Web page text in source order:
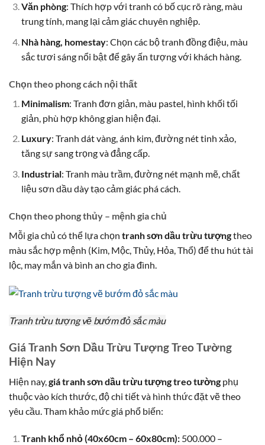
Văn phòng: Thích hợp với tranh có bố cục rõ ràng, màu
trung tính, mang lại cảm giác chuyên nghiệp.
Nhà hàng, homestay: Chọn các bộ tranh đồng điệu, màu
sắc tươi sáng nổi bật để gây ấn tượng với khách hàng.
Chọn theo phong cách nội thất
Minimalism: Tranh đơn giản, màu pastel, hình khối tối
giản, phù hợp không gian hiện đại.
Luxury: Tranh dát vàng, ánh kim, đường nét tinh xảo,
tăng sự sang trọng và đẳng cấp.
Industrial: Tranh màu trầm, đường nét mạnh mẽ, chất
liệu sơn dầu dày tạo cảm giác phá cách.
Chọn theo phong thủy – mệnh gia chủ
Mỗi gia chủ có thể lựa chọn tranh sơn dầu trừu tượngtheo
màu sắc hợp mệnh (Kim, Mộc, Thủy, Hỏa, Thổ) để thu hút tài
lộc, may mắn và bình an cho gia đình.
Tranh trừu tượng vẽ bướm đỏ sắc màu
Giá Tranh Sơn Dầu Trừu Tượng Treo Tường
Hiện Nay
Hiện nay,giá tranh sơn dầu trừu tượng treo tường phụ
thuộc vào kích thước, độ chi tiết và hình thức đặt vẽ theo
yêu cầu. Tham khảo mức giá phổ biến:
Tranh khổ nhỏ (40x60cm – 60x80cm):500.000 –